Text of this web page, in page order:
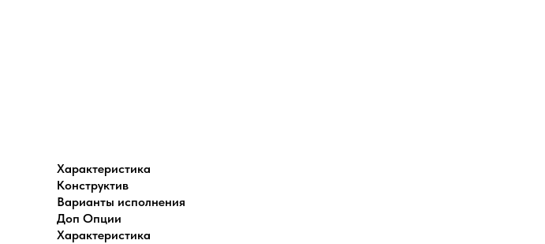
Характеристика
Конструктив
Варианты исполнения
Доп Опции
Характеристика